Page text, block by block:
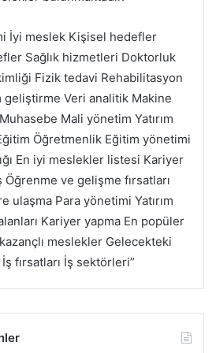
İyi meslek Kişisel hedefler
Sağlık hizmetleri Doktorluk
Fizik tedavi Rehabilitasyon
geliştirme Veri analitik Makine
Mali yönetim Yatırım
Öğretmenlik Eğitim yönetimi
En iyi meslekler listesi Kariyer
Öğrenme ve gelişme fırsatları
ulaşma Para yönetimi Yatırım
Kariyer yapma En popüler
meslekler Gelecekteki
fırsatları İş sektörleri”